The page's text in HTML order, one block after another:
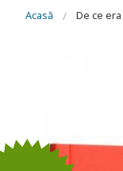
Eşti
Acasă De ce